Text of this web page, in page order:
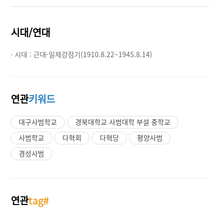
시대/연대
· 시대 :근대-일제강점기(1910.8.22~1945.8.14)
연관키워드
대구사범학교
경북대학교 사범대학 부설 중학교
사범학교
다혁회 다혁당
평양사범
경성사범
연관tag#